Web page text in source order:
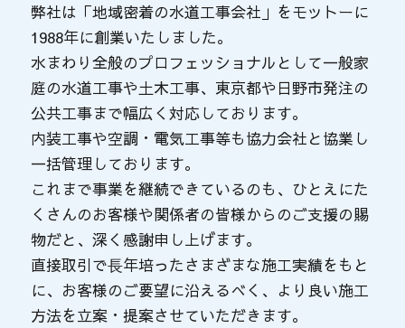
弊社は「地域密着の水道工事会社」をモットーに
1988年に創業いたしました。
水まわり全般のプロフェッショナルとして一般家
庭の水道工事や土木工事、東京都や日野市発注の
公共工事まで幅広く対応しております。
内装工事や空調・電気工事等も協力会社と協業し
一括管理しております。
これまで事業を継続できているのも、ひとえにた
くさんのお客様や関係者の皆様からのご支援の賜
物だと、深く感謝申し上げます。
直接取引で⾧年培ったさまざまな施工実績をもと
に、お客様のご要望に沿えるべく、より良い施工
方法を立案・提案させていただきます。